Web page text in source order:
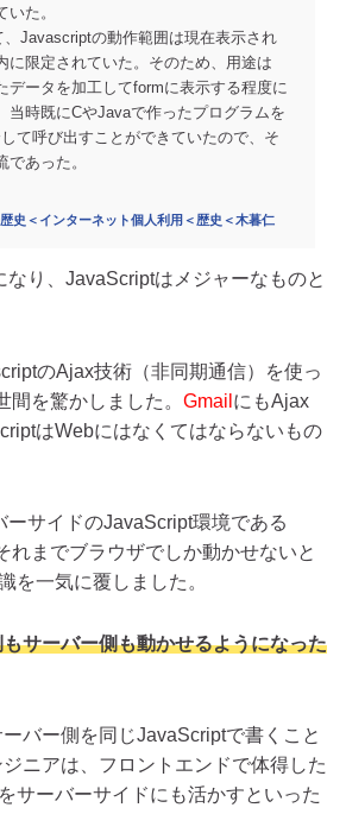
た。
、Javascriptの動作範囲は現在表示され
に限定されていた。そのため、用途は
データを加工してformに表示する程度に
当時既にCやJavaで作ったプログラムを
て呼び出すことができていたので、そ
あった。
史＜インターネット個人利用＜歴史＜木暮仁
なり、JavaScriptはメジャーなものと
のAjax技術（非同期通信）を使っ
間を驚かしました。 Gmail にもAjax
はWebにはなくてはならないもの
ーサイドのJavaScript環境である
れまでブラウザでしか動かせないと
を一気に覆しました。
サーバー側も動かせるようになった
バー側を同じJavaScriptで書くこと
ニアは、フロントエンドで体得した
サーバーサイドにも活かすといった